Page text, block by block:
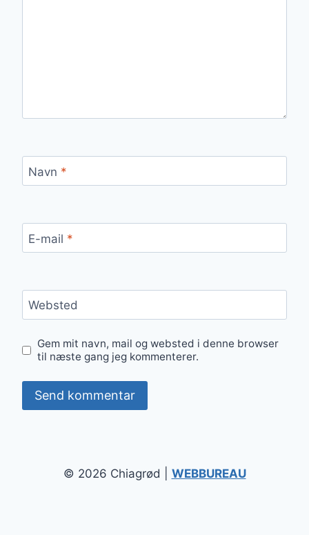
Navn *
E-mail *
Websted
Gem mit navn, mail og websted i denne browser
til næste gang jeg kommenterer.
© 2026 Chiagrød | WEBBUREAU